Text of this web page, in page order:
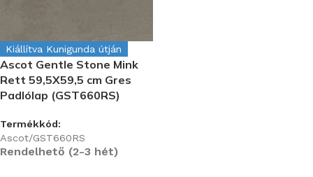
Kiállítva Kunigunda útján
Ascot Gentle Stone Mink
Rett 59,5X59,5 cm Gres
Padlólap (GST660RS)
Termékkód:
Ascot/GST660RS
Rendelhető (2-3 hét)